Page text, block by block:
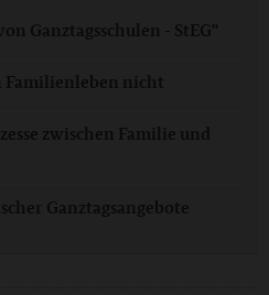
Ganztagsschulen - StEG"
Familienleben nicht
zwischen Familie und
Ganztagsangebote